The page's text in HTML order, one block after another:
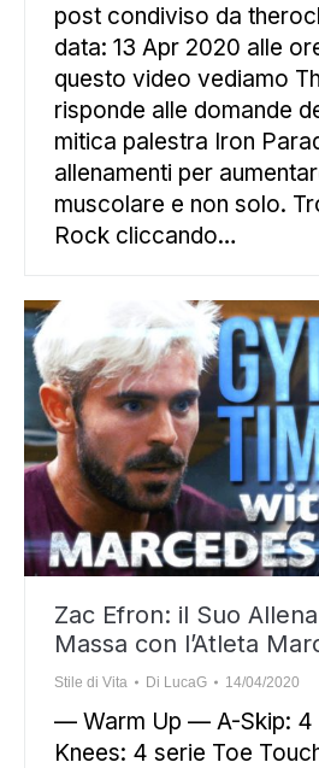
post condiviso da
data: 13 Apr 2020 alle
questo video vediamo
risponde alle domande
mitica palestra Iron
allenamenti per
muscolare e non solo.
Rock cliccando…
Zac Efron: il Suo
Massa con l’Atleta
Stile di Vita Di LucaG 14/04/2020
— Warm Up — A-Skip: 4
Knees: 4 serie Toe